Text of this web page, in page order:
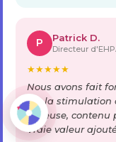
P Patrick D.
Directeur
★★★★★
Nous avons fait
sur la stimulation
sérieuse,
Vraie valeur